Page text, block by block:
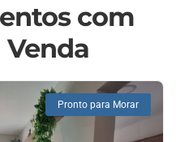
com
Venda
Pronto para Morar